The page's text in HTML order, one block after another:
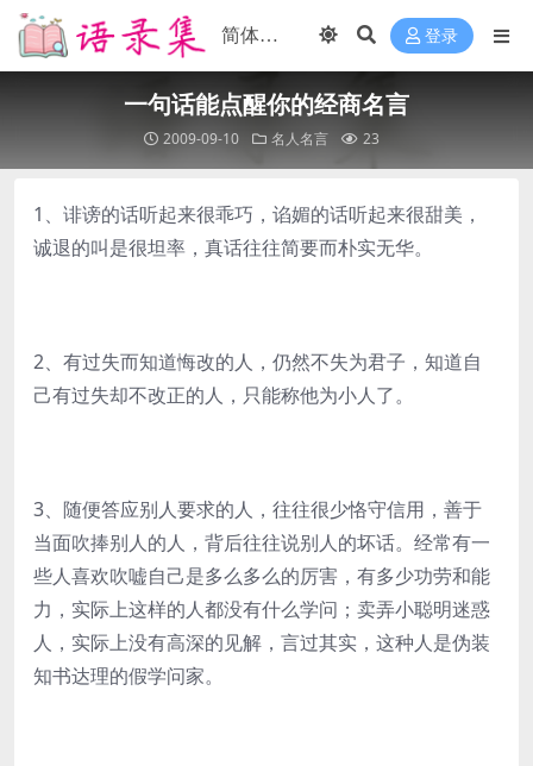
登录
一句话能点醒你的经商名言
2009-09-10 名人名言 23
1、诽谤的话听起来很乖巧，谄媚的话听起来很甜美，
诚退的叫是很坦率，真话往往简要而朴实无华。
2、有过失而知道悔改的人，仍然不失为君子，知道自
己有过失却不改正的人，只能称他为小人了。
3、随便答应别人要求的人，往往很少恪守信用，善于
当面吹捧别人的人，背后往往说别人的坏话。经常有一
些人喜欢吹嘘自己是多么多么的厉害，有多少功劳和能
力，实际上这样的人都没有什么学问；卖弄小聪明迷惑
人，实际上没有高深的见解，言过其实，这种人是伪装
知书达理的假学问家。